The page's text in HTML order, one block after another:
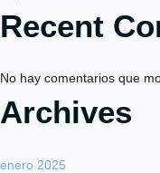
Recent
No hay comentarios que
Archives
enero 2025